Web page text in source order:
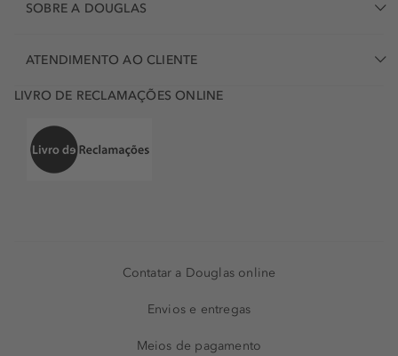
SOBRE A DOUGLAS
ATENDIMENTO AO CLIENTE
LIVRO DE RECLAMAÇÕES ONLINE
Contatar a Douglas online
Envios e entregas
Meios de pagamento